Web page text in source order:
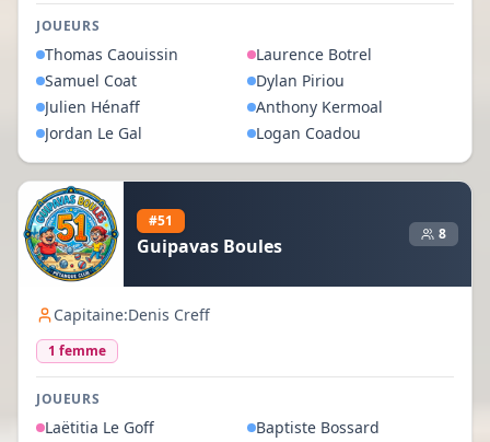
JOUEURS
Thomas Caouissin Laurence Botrel
Samuel Coat Dylan Piriou
Julien Hénaff Anthony Kermoal
Jordan Le Gal Logan Coadou
#51
Guipavas Boules
8
Capitaine:Denis Creff
1 femme
JOUEURS
Laëtitia Le Goff Baptiste Bossard